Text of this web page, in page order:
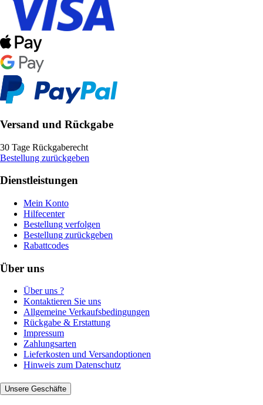
Versand und Rückgabe
30 Tage Rückgaberecht
Bestellung zurückgeben
Dienstleistungen
Mein Konto
Hilfecenter
Bestellung verfolgen
Bestellung zurückgeben
Rabattcodes
Über uns
Über uns ?
Kontaktieren Sie uns
Allgemeine Verkaufsbedingungen
Rückgabe & Erstattung
Impressum
Zahlungsarten
Lieferkosten und Versandoptionen
Hinweis zum Datenschutz
Unsere Geschäfte